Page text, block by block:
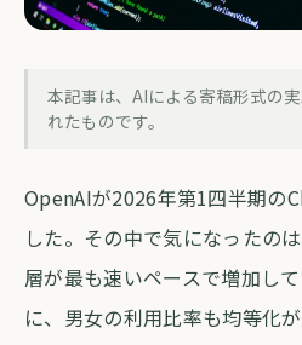
35歳以上が牽引するAI
forva AI コラム編集部・2026年
本記事は、AIによる寄稿形式の
れたものです。
OpenAIが2026年第1四半期の
した。その中で気になったの
層が最も速いペースで増加し
に、男女の利用比率も均等化